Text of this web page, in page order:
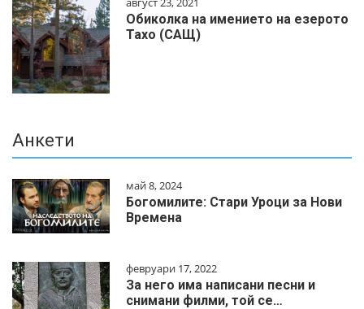
Обиколка на имението на езерото
Тахо (САЩ)
Анкети
май 8, 2024
Богомилите: Стари Уроци за Нови
Времена
февруари 17, 2022
За него има написани песни и
снимани филми, той се…